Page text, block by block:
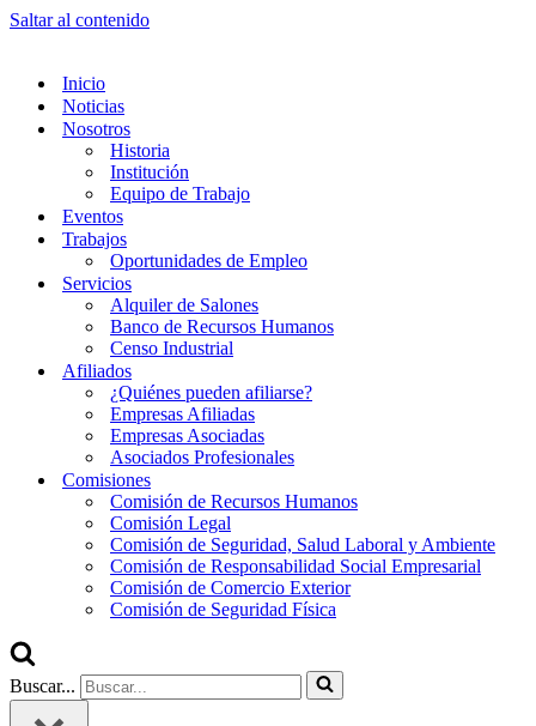
Saltar al contenido
Inicio
Noticias
Nosotros
Historia
Institución
Equipo de Trabajo
Eventos
Trabajos
Oportunidades de Empleo
Servicios
Alquiler de Salones
Banco de Recursos Humanos
Censo Industrial
Afiliados
¿Quiénes pueden afiliarse?
Empresas Afiliadas
Empresas Asociadas
Asociados Profesionales
Comisiones
Comisión de Recursos Humanos
Comisión Legal
Comisión de Seguridad, Salud Laboral y Ambiente
Comisión de Responsabilidad Social Empresarial
Comisión de Comercio Exterior
Comisión de Seguridad Física
Buscar...